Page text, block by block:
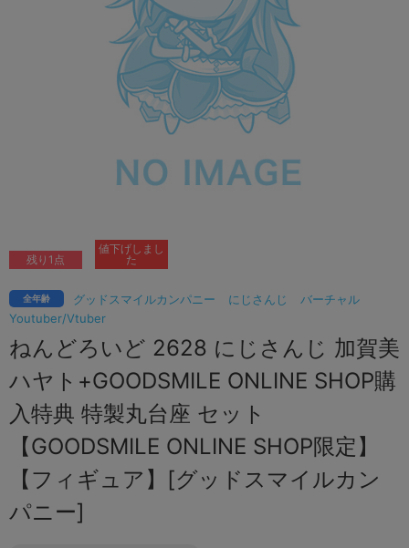
グッドスマイルカンパニー にじさんじ
バーチャル
Youtuber/Vtuber
全年齢
ねんどろいど 2628 にじさんじ 加賀美
ハヤト+GOODSMILE ONLINE SHOP購
入特典 特製丸台座 セット
【GOODSMILE ONLINE SHOP限定】
【フィギュア】[グッドスマイルカン
パニー]
残り1点
値下げしまし
た